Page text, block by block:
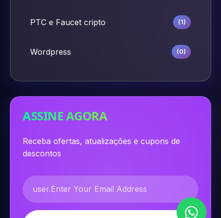
PTC e Faucet cripto (1)
Wordpress (0)
ASSINE AGORA
Receba ofertas, atualizações e cupons de
descontos